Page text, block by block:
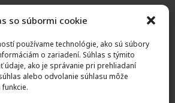
so súbormi cookie
používame technológie, ako sú súbory
o zariadení. Súhlas s týmito
údaje, ako je správanie pri prehliadaní
alebo odvolanie súhlasu môže